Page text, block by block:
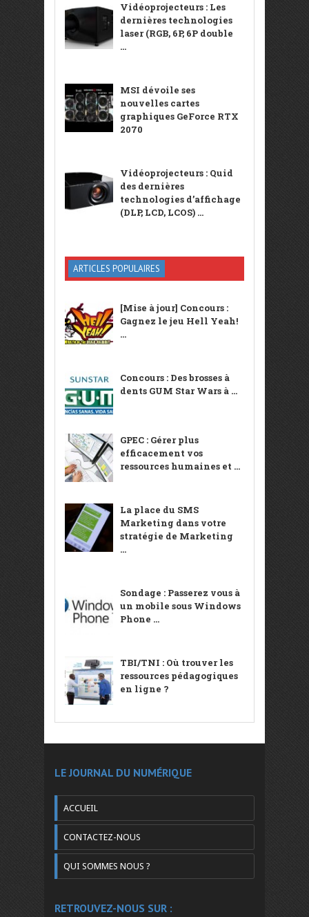
Vidéoprojecteurs : Les
dernières technologies
laser (RGB, 6P, 6P double
...
MSI dévoile ses
nouvelles cartes
graphiques GeForce RTX
2070
Vidéoprojecteurs : Quid
des dernières
technologies d’affichage
(DLP, LCD, LCOS) ...
ARTICLES POPULAIRES
[Mise à jour] Concours :
Gagnez le jeu Hell Yeah!
...
Concours : Des brosses à
dents GUM Star Wars à ...
GPEC : Gérer plus
efficacement vos
ressources humaines et ...
La place du SMS
Marketing dans votre
stratégie de Marketing
...
Sondage : Passerez vous à
un mobile sous Windows
Phone ...
TBI/TNI : Où trouver les
ressources pédagogiques
en ligne ?
LE JOURNAL DU NUMÉRIQUE
ACCUEIL
CONTACTEZ-NOUS
QUI SOMMES NOUS ?
RETROUVEZ-NOUS SUR :